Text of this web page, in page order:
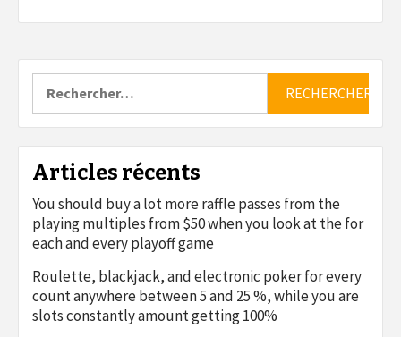
Articles récents
You should buy a lot more raffle passes from the
playing multiples from $50 when you look at the for
each and every playoff game
Roulette, blackjack, and electronic poker for every
count anywhere between 5 and 25 %, while you are
slots constantly amount getting 100%